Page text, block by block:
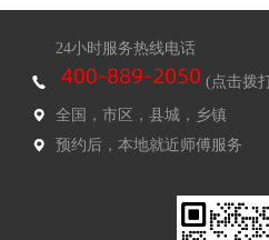
24小时服务热线电话
(点击拨
全国，市区，县城，乡镇
预约后，本地就近师傅服务